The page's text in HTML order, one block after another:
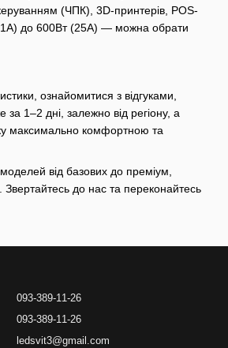
(ЧПК), 3D-принтерів, POS-
(1А) до 600Вт (25А) — можна обрати
ознайомитися з відгуками,
1–2 дні, залежно від регіону, а
максимально комфортною та
від базових до преміум,
Звертайтесь до нас та переконайтесь
093-389-11-26
093-389-11-26
ledsvit3@gmail.com